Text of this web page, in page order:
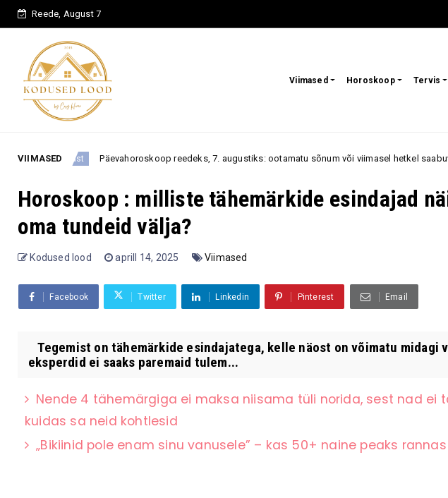
Reede, August 7
Viimased Horoskoop Tervis
VIIMASED
Päevahoroskoop reedeks, 7. augustiks: ootamatu sõnum või viimasel hetkel saabuv kutse võib muuta
Horoskoop : milliste tähemärkide esindajad
oma tundeid välja?
Kodused lood aprill 14, 2025 Viimased
Facebook Twitter Linkedin Pinterest Email
Tegemist on tähemärkide esindajatega, kelle näost on võimatu midagi
eksperdid ei saaks paremaid tulem...
Nende 4 tähemärgiga ei maksa niisama tüli norida, sest nad ei
kuidas sa neid kohtlesid
„Bikiinid pole enam sinu vanusele” – kas 50+ naine peaks